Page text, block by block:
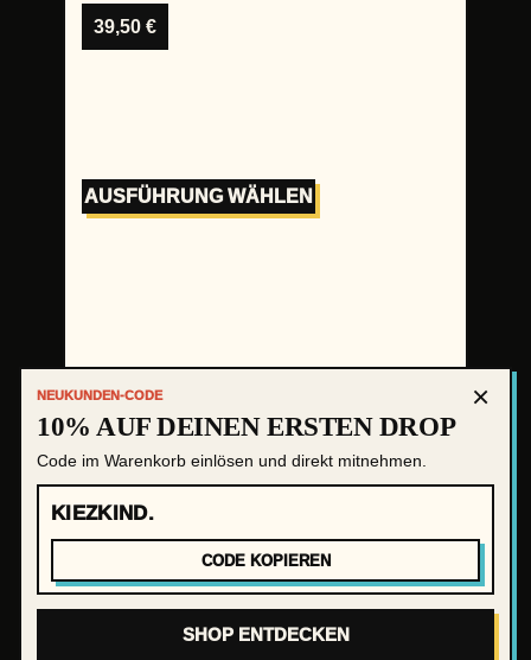
39,50 €
AUSFÜHRUNG WÄHLEN
zzgl.Versandkosten
WiderrufsbelehrungDatenschutz
×
NEUKUNDEN-CODE
10% AUF DEINEN ERSTEN DROP
Code im Warenkorb einlösen und direkt mitnehmen.
KIEZKIND.
CODE KOPIEREN
SHOP ENTDECKEN